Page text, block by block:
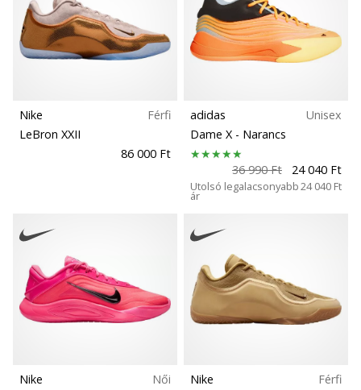
Nike
Férfi
LeBron XXII
86 000 Ft
adidas
Unisex
Dame X - Narancs
36 990 Ft 24 040 Ft
Utolsó legalacsonyabb
ár
24 040 Ft
Nike
Női
Nike
Férfi